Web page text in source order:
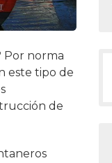
Por norma
este tipo de
de